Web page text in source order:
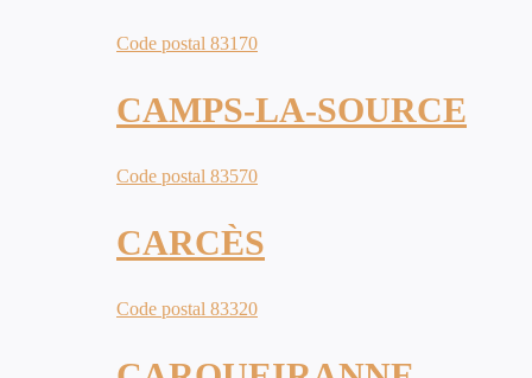
Code postal 83170
CAMPS-LA-SOURCE
Code postal 83570
CARCÈS
Code postal 83320